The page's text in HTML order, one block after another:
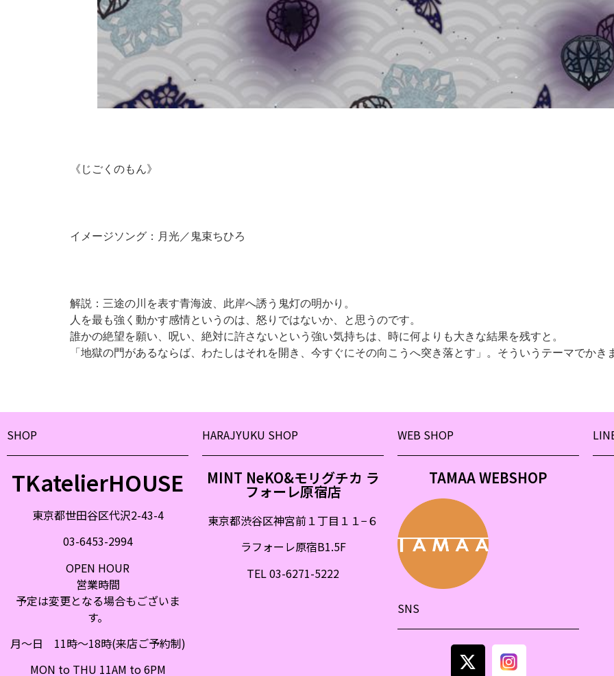
《じごくのもん》
イメージソング：月光／鬼束ちひろ
解説：三途の川を表す青海波、此岸へ誘う鬼灯の明かり。
人を最も強く動かす感情というのは、怒りではないか、と思うのです。
誰かの絶望を願い、呪い、絶対に許さないという強い気持ちは、時に何よりも大きな結果を残すと。
「地獄の門があるならば、わたしはそれを開き、今すぐにその向こうへ突き落とす」。そういうテーマでかき
SHOP
TKatelierHOUSE
東京都世田谷区代沢2-43-4
03-6453-2994
OPEN HOUR
営業時間
予定は変更となる場合もございま
す。
月〜日 11時〜18時(来店ご予約制)
MON to THU 11AM to 6PM
HARAJYUKU SHOP
MINT NeKO&モリグチカ ラ
フォーレ原宿店
東京都渋谷区神宮前１丁目１１−６
ラフォーレ原宿B1.5F
TEL 03-6271-5222
WEB SHOP
TAMAA WEBSHOP
SNS